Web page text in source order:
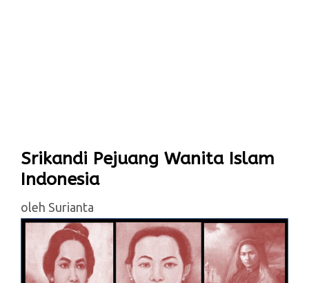
Srikandi Pejuang Wanita Islam
Indonesia
oleh Surianta